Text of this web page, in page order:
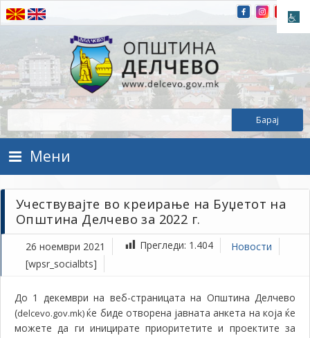
Прескокнете на содржината
Општина Делчево
Општина Делчево
Мени
Учествувајте во креирање на Буџетот на
Општина Делчево за 2022 г.
26 ноември 2021 Прегледи: 1.404
Новости
[wpsr_socialbts]
До 1 декември на веб-страницата на Општина Делчево
(delcevo.gov.mk)ќе биде отворена јавната анкета на која ќе
можете да ги иницирате приоритетите и проектите за